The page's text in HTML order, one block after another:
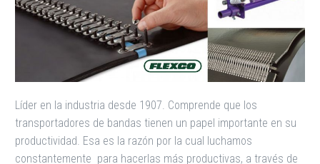
Líder en la industria desde 1907. Comprende que los
transportadores de bandas tienen un papel importante en su
productividad. Esa es la razón por la cual luchamos
constantemente para hacerlas más productivas, a través de